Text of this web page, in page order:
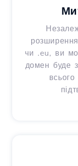
чи .eu, ви
домен буде